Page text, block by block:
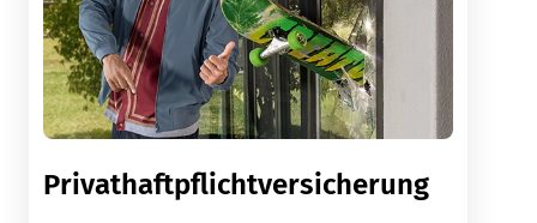
Privathaftpflichtversicherung